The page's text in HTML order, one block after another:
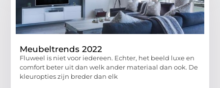
Meubeltrends 2022
Fluweel is niet voor iedereen. Echter, het beeld luxe en
comfort beter uit dan welk ander materiaal dan ook. De
kleuropties zijn breder dan elk